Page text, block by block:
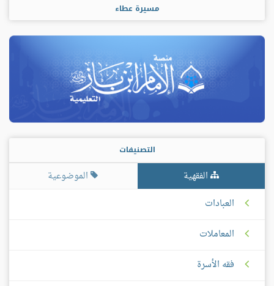
مسيرة عطاء
التصنيفات
الفقهية
الموضوعية
العبادات
المعاملات
فقه الأسرة